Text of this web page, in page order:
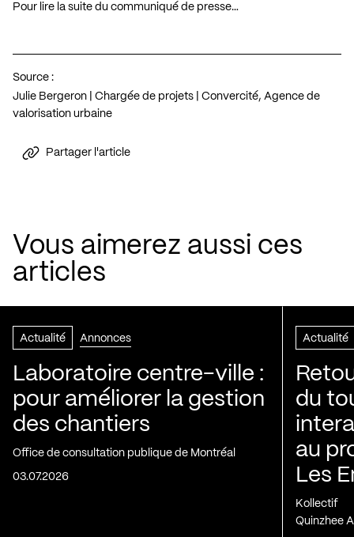
Pour lire la suite du communiqué de presse…
Source :
Julie Bergeron | Chargée de projets | Convercité, Agence de
valorisation urbaine
Partager l'article
Vous aimerez aussi ces
articles
Actualité Annonces
Laboratoire centre-ville :
pour améliorer la gestion
des chantiers
Office de consultation publique de Montréal
03.07.2026
Actualité
du
au
Les
Kollectif
Quinzhee